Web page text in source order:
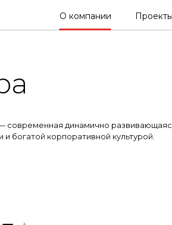
О компании Проекты
современная динамично
богатой корпоративной культурой.